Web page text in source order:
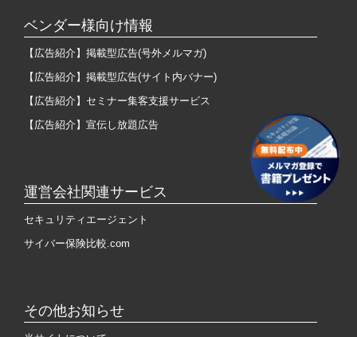
ベンダー様向け情報
【広告紹介】掲載型広告(号外メルマガ)
【広告紹介】掲載型広告(サイト内バナー)
【広告紹介】セミナー集客支援サービス
【広告紹介】宣伝し放題広告
運営会社関連サービス
セキュリティエージェント
サイバー保険比較.com
その他お知らせ